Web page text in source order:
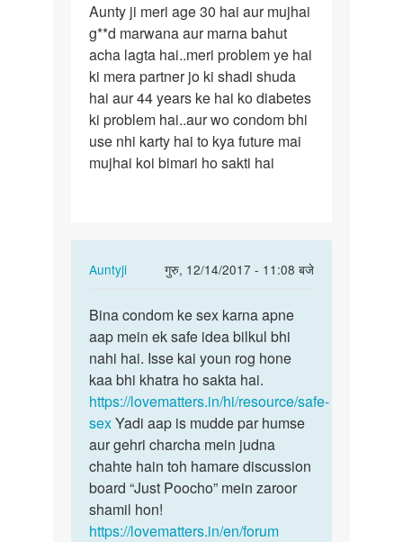
Aunty
ji
meri
age
30
hai
aur…
Aunty ji meri age 30 hai aur mujhai
g**d marwana aur marna bahut
acha lagta hai..meri problem ye hai
ki mera partner jo ki shadi shuda
hai aur 44 years ke hai ko diabetes
ki problem hai..aur wo condom bhi
use nhi karty hai to kya future mai
mujhai koi bimari ho sakti hai
Auntyji
गुरु, 12/14/2017 - 11:08 बजे
In
to
Aunty
ji
meri
age
30
hai
aur…
by
rohan
Bina
condom
ke
sex
karna…
Bina condom ke sex karna apne
aap mein ek safe idea bilkul bhi
nahi hai. Isse kai youn rog hone
kaa bhi khatra ho sakta hai.
https://lovematters.in/hi/resource/safe-
sexYadi aap is mudde par humse
aur gehri charcha mein judna
chahte hain toh hamare discussion
board “Just Poocho” mein zaroor
shamil hon!
https://lovematters.in/en/forum